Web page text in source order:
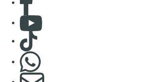
Consulter Youtube
Consulter TikTok
S'abonner à notre newsletter